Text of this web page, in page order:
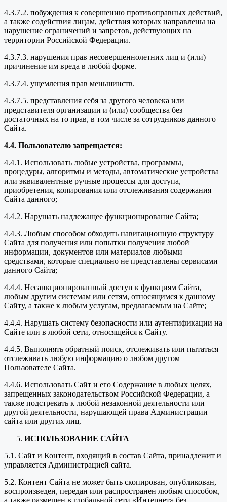
4.3.7.2. побуждения к совершению противоправных действий,
а также содействия лицам, действия которых направлены на
нарушение ограничений и запретов, действующих на
территории Российской Федерации.
4.3.7.3. нарушения прав несовершеннолетних лиц и (или)
причинение им вреда в любой форме.
4.3.7.4. ущемления прав меньшинств.
4.3.7.5. представления себя за другого человека или
представителя организации и (или) сообщества без
достаточных на то прав, в том числе за сотрудников данного
Сайта.
4.4. Пользователю запрещается:
4.4.1. Использовать любые устройства, программы,
процедуры, алгоритмы и методы, автоматические устройства
или эквивалентные ручные процессы для доступа,
приобретения, копирования или отслеживания содержания
Сайта данного;
4.4.2. Нарушать надлежащее функционирование Сайта;
4.4.3. Любым способом обходить навигационную структуру
Сайта для получения или попытки получения любой
информации, документов или материалов любыми
средствами, которые специально не представлены сервисами
данного Сайта;
4.4.4. Несанкционированный доступ к функциям Сайта,
любым другим системам или сетям, относящимся к данному
Сайту, а также к любым услугам, предлагаемым на Сайте;
4.4.4. Нарушать систему безопасности или аутентификации на
Сайте или в любой сети, относящейся к Сайту.
4.4.5. Выполнять обратный поиск, отслеживать или пытаться
отслеживать любую информацию о любом другом
Пользователе Сайта.
4.4.6. Использовать Сайт и его Содержание в любых целях,
запрещенных законодательством Российской Федерации, а
также подстрекать к любой незаконной деятельности или
другой деятельности, нарушающей права Администрации
сайта или других лиц.
ИСПОЛЬЗОВАНИЕ САЙТА
5.1. Сайт и Контент, входящий в состав Сайта, принадлежит и
управляется Администрацией сайта.
5.2. Контент Сайта не может быть скопирован, опубликован,
воспроизведен, передан или распространен любым способом,
а также размещен в глобальной сети «Интернет» без